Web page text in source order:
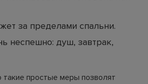
за пределами спальни.
неспешно: душ, завтрак,
такие простые меры позволят